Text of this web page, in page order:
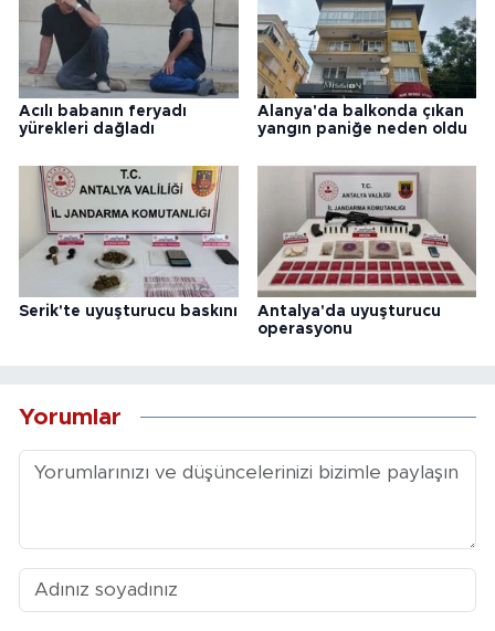
Acılı babanın feryadı
yürekleri dağladı
Alanya'da balkonda çıkan
yangın paniğe neden oldu
Serik'te uyuşturucu baskını
Antalya'da uyuşturucu
operasyonu
Yorumlar